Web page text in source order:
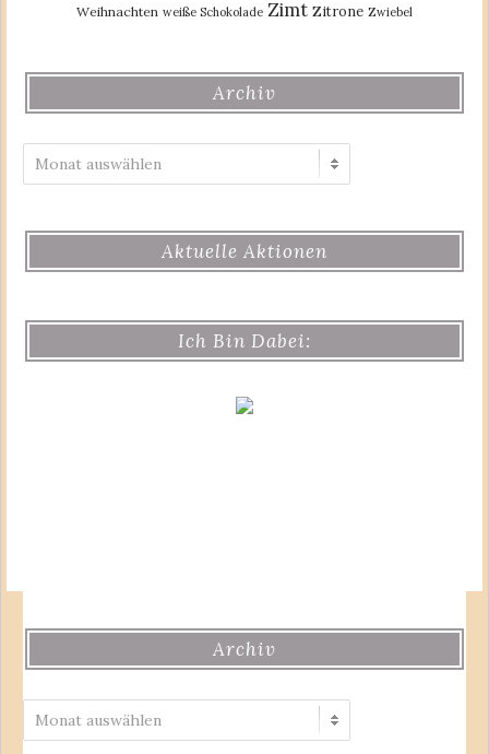
Weihnachten weiße Schokolade Zimt Zitrone Zwiebel
Archiv
Aktuelle Aktionen
Ich Bin Dabei:
Archiv